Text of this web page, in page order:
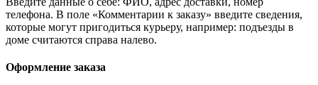
телефона. В поле «Комментарии к заказу» введите сведения,
которые могут пригодиться курьеру, например: подъезды в
доме считаются справа налево.
Оформление заказа